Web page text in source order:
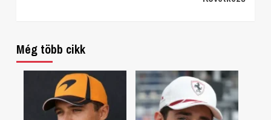
Még több cikk